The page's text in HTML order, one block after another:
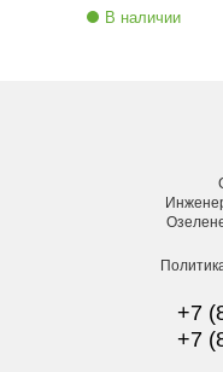
В наличии
+7
+7